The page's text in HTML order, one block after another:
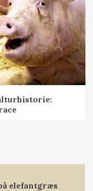
elefantgræs